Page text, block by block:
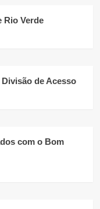
Rio Verde
de Acesso
com o Bom